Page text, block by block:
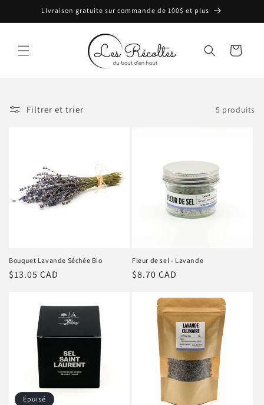
passer
au
LIvraison gratuite sur commande de 100$ et plus
Panier
Filtrer et trier 5 produits
Bouquet Lavande Séchée Bio
Prix
$13.05 CAD
Fleur de sel - Lavande
Prix
$8.70 CAD
Épuisé